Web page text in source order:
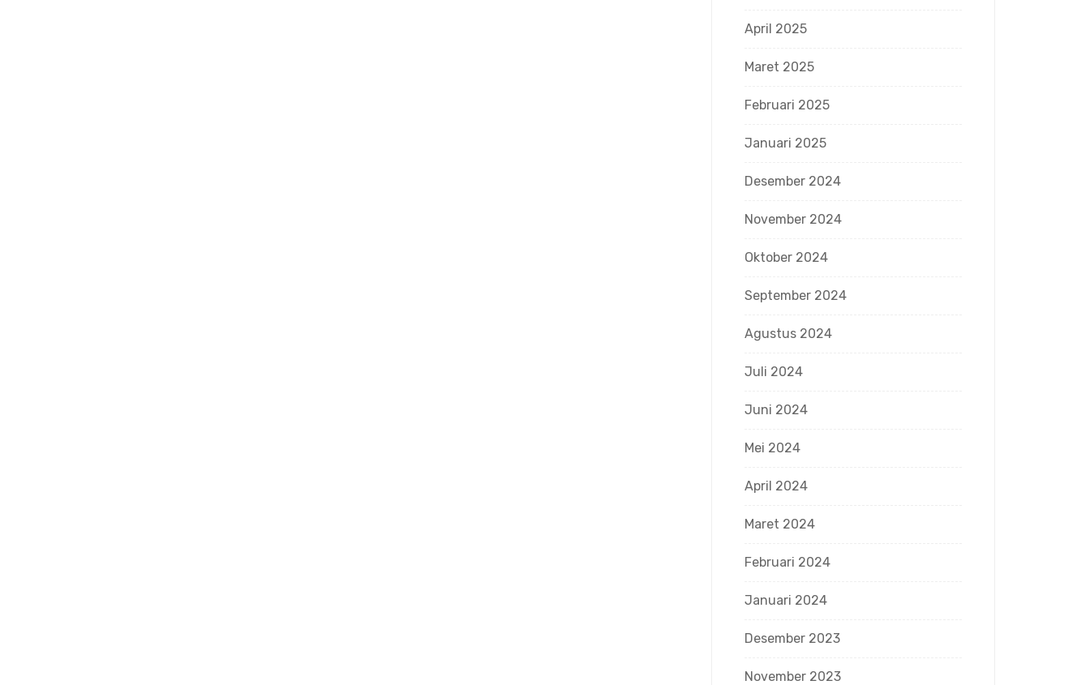
April 2025
Maret 2025
Februari 2025
Januari 2025
Desember 2024
November 2024
Oktober 2024
September 2024
Agustus 2024
Juli 2024
Juni 2024
Mei 2024
April 2024
Maret 2024
Februari 2024
Januari 2024
Desember 2023
November 2023